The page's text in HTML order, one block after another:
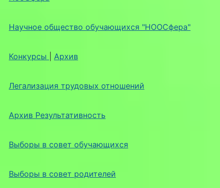
Научное общество обучающихся "НООСфера"
Конкурсы Архив
Легализация трудовых отношений
Архив Результативность
Выборы в совет обучающихся
Выборы в совет родителей